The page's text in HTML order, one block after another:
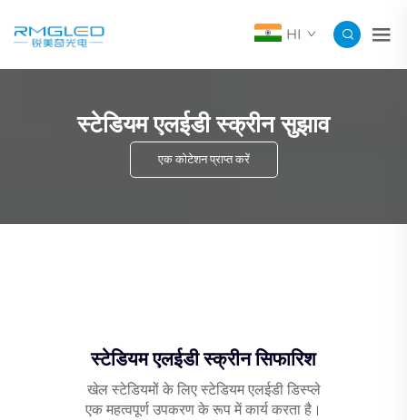
HI
स्टेडियम एलईडी स्क्रीन सुझाव
एक कोटेशन प्राप्त करें
स्टेडियम एलईडी स्क्रीन सिफारिश
खेल स्टेडियमों के लिए स्टेडियम एलईडी डिस्प्ले
एक महत्वपूर्ण उपकरण के रूप में कार्य करता है।